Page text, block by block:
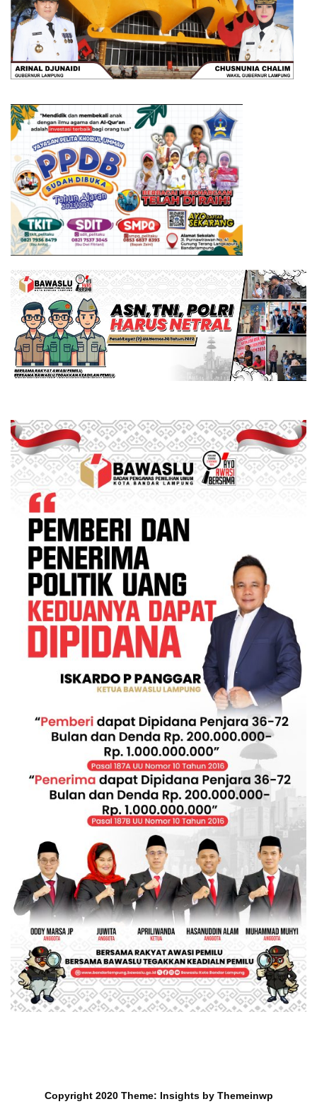
Copyright 2020 Theme: Insightsby Themeinwp